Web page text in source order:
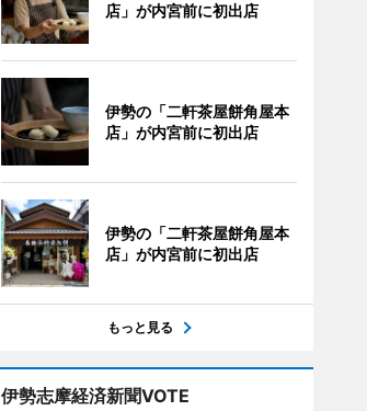
店」が内宮前に初出店
伊勢の「二軒茶屋餅角屋本
店」が内宮前に初出店
伊勢の「二軒茶屋餅角屋本
店」が内宮前に初出店
もっと見る
伊勢志摩経済新聞VOTE